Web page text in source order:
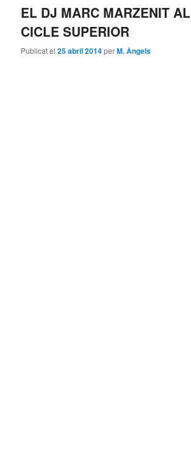
EL DJ MARC MARZENIT AL
CICLE SUPERIOR
Publicat el25 abril 2014perM. Àngels